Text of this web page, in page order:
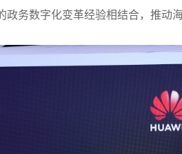
务数字化变革经验相结合，推动